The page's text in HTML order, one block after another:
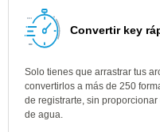
Convertir key
Solo tienes que arrastrar tus
convertirlos a más de 250
de registrarte, sin
de agua.